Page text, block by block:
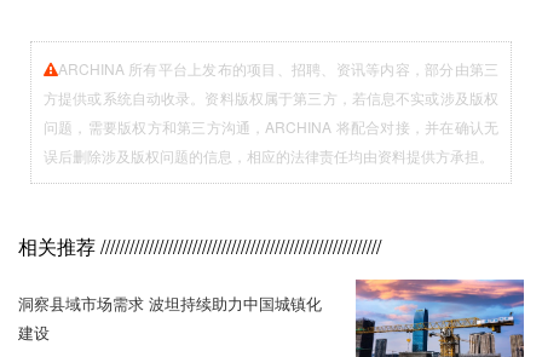
ARCHINA 所有平台上发布的项目、招聘、资讯等内容，部分由第三
方提供或系统自动收录。资料版权属于第三方，若信息不实或涉及版权
问题，需要版权方和第三方沟通，ARCHINA 将配合对接，并在确认无
误后删除涉及版权问题的信息，相应的法律责任均由资料提供方承担。
相关推荐//////////////////////////////////////////////////////////
洞察县域市场需求 波坦持续助力中国城镇化
建设